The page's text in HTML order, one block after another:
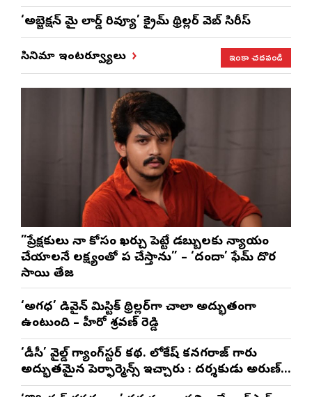
‘అబ్జెక్ష‌న్ మై లార్డ్ రివ్యూ’ క్రైమ్ థ్రిల్ల‌ర్ వెబ్ సిరీస్
సినిమా ఇంటర్వ్యూలు ఇంకా చదవండి
”ప్రేక్షకులు నా కోసం ఖర్చు పెట్టే డబ్బులకు న్యాయం
చేయాలనే లక్ష్యంతో పని చేస్తాను” – ‘దందా’ ఫేమ్ దొర
సాయి తేజ
‘అగధ’ డివైన్ మిస్టిక్ థ్రిల్లర్‌గా చాలా అద్భుతంగా
ఉంటుంది – హీరో శ్రవణ్ రెడ్డి
‘డీసీ’ వైల్డ్ గ్యాంగ్‌స్టర్ కథ. లోకేష్ కనగరాజ్ గారు
అద్భుతమైన పెర్ఫార్మెన్స్ ఇచ్చారు : దర్శకుడు అరుణ్
మాథేశ్వరన్